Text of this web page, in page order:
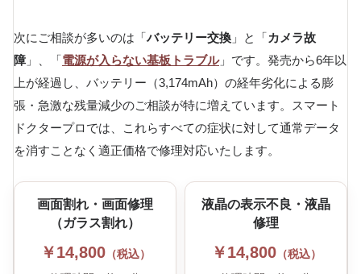
次にご相談が多いのは「バッテリー交換 」と「カメラ故
障」、「電源が入らない基板トラブル」です。発売から6年以
上が経過し、バッテリー（3,174mAh）の経年劣化による膨
張・急激な残量減少のご相談が特に増えています。スマート
ドクタープロでは、これらすべての症状に対して通常データ
を消すことなく適正価格で修理対応いたします。
画面割れ・画面修理
（ガラス割れ）
￥14,800（税込）
液晶の表示不良・液晶
修理
￥14,800（税込）